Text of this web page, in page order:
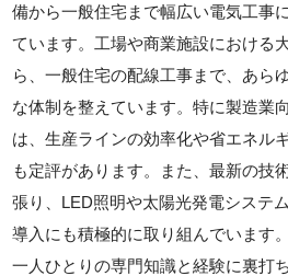
備から一般住宅まで幅広い電気工事
ています。工場や商業施設における
ら、一般住宅の配線工事まで、あら
な体制を整えています。特に製造業
は、生産ラインの効率化や省エネル
も定評があります。また、最新の技
張り、LED照明や太陽光発電システ
導入にも積極的に取り組んでいます
一人ひとりの専門知識と経験に裏打